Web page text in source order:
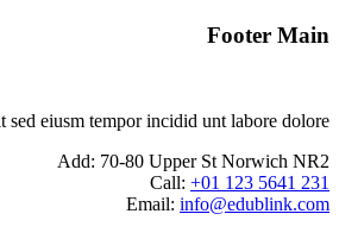
Footer Main
eiusm tempor incidid unt labore dolore.
Add: 70-80 Upper St Norwich NR2
Call: +01 123 5641 231
Email: info@edublink.com